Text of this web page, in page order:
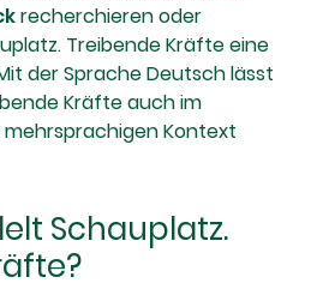
recherchieren oder
Treibende Kräfte eine
der Sprache Deutsch lässt
Kräfte auch im
Kontext
Schauplatz.